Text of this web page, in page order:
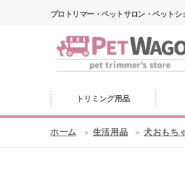
プロトリマー・ペットサロン・ペット
トリミング用品
ホーム 生活用品 犬おもち